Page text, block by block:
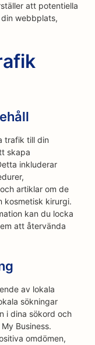
att potentiella
webbplats,
trafik till din
skapa
inkluderar
artiklar om de
kosmetisk kirurgi.
kan du locka
att återvända
av lokala
sökningar
i dina sökord och
Business.
omdömen,